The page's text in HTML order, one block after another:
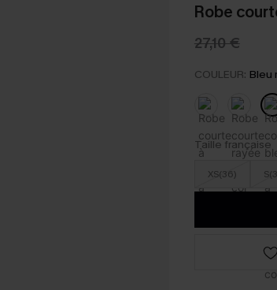
Robe
27,10 €
COULEUR: Bleu
Taille française
XS(36)